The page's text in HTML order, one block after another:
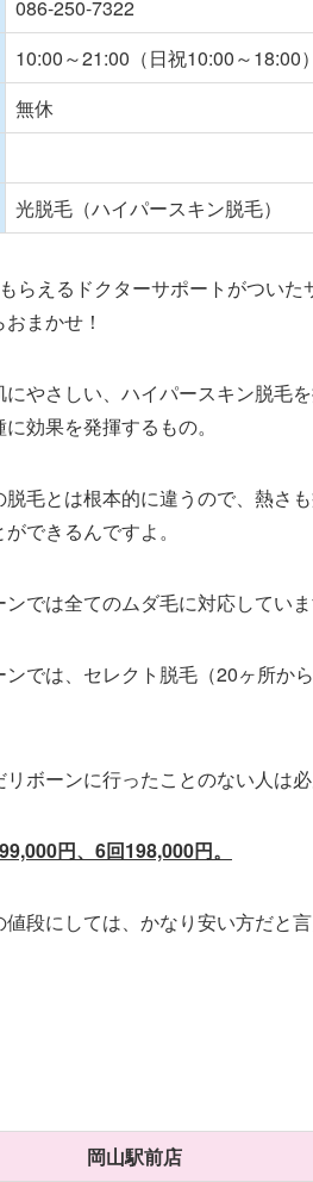
086-250-7322
10:00～21:00（日祝10:00～18:00）
無休
光脱毛（ハイパースキン脱毛）
らえるドクターサポートがつい
まかせ！
やさしい、ハイパースキン脱毛
効果を発揮するもの。
毛とは根本的に違うので、熱さ
できるんですよ。
では全てのムダ毛に対応していま
では、セレクト脱毛（20ヶ所か
ボーンに行ったことのない人は必
円、6回198,000円。
段にしては、かなり安い方だと
岡山駅前店